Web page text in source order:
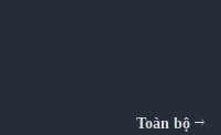
Toàn bộ